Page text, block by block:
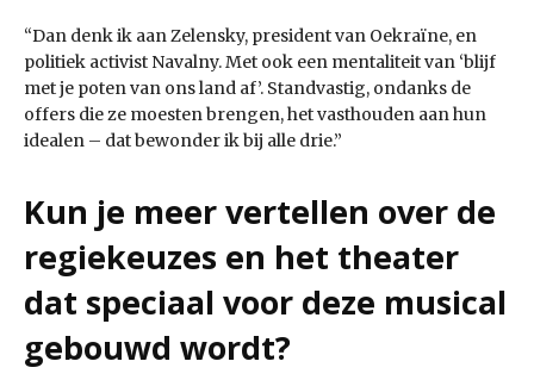
“Dan denk ik aan Zelensky, president van Oekraïne, en
politiek activist Navalny. Met ook een mentaliteit van ‘blijf
met je poten van ons land af’. Standvastig, ondanks de
offers die ze moesten brengen, het vasthouden aan hun
idealen – dat bewonder ik bij alle drie.”
Kun je meer vertellen over de
regiekeuzes en het theater
dat speciaal voor deze musical
gebouwd wordt?